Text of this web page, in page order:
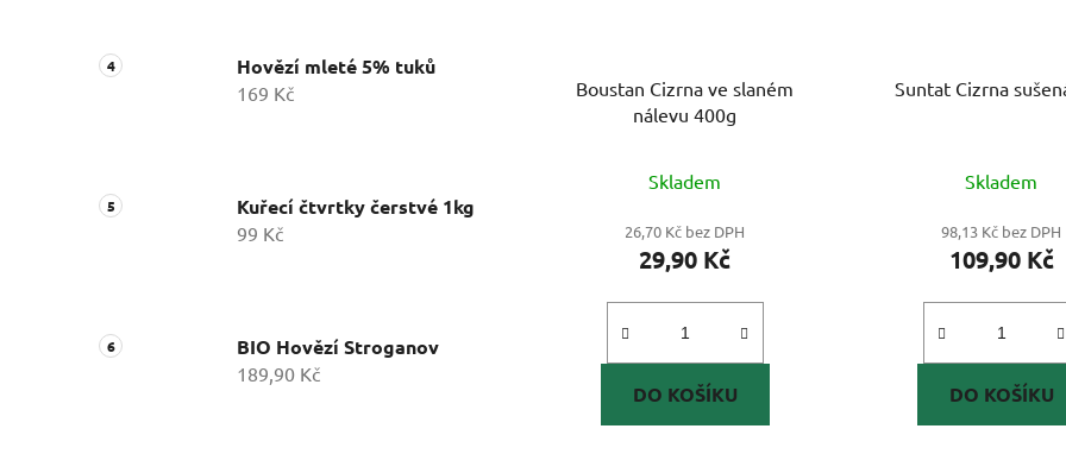
Hovězí mleté 5% tuků
169 Kč
Kuřecí čtvrtky čerstvé 1kg
99 Kč
BIO Hovězí Stroganov
189,90 Kč
Boustan Cizrna ve slaném
nálevu 400g
Skladem
26,70 Kč bez DPH
29,90 Kč
DO KOŠÍKU
Suntat Cizrna
Skladem
98,13 Kč bez DPH
109,90 Kč
DO KOŠÍKU